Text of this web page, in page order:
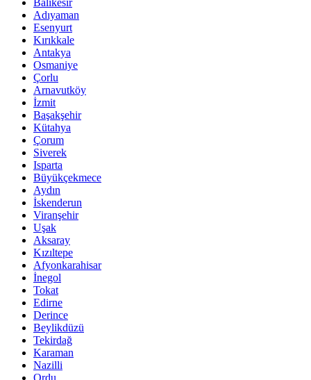
Balıkesir
Adıyaman
Esenyurt
Kırıkkale
Antakya
Osmaniye
Çorlu
Arnavutköy
İzmit
Başakşehir
Kütahya
Çorum
Siverek
Isparta
Büyükçekmece
Aydın
İskenderun
Viranşehir
Uşak
Aksaray
Kızıltepe
Afyonkarahisar
İnegol
Tokat
Edirne
Derince
Beylikdüzü
Tekirdağ
Karaman
Nazilli
Ordu